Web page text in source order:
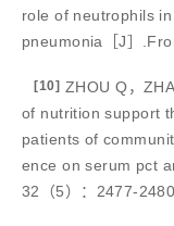
role of neutrophils
pneumonia［J］
[10] ZHOU Q，
of nutrition support
patients of
ence on serum pct
32（5）：2477-2480